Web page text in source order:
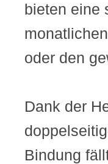
bieten eine
oder den
Dank der
Bindung